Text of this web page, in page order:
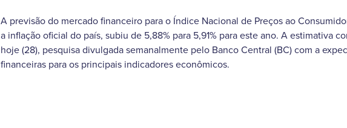
A previsão do mercado financeiro para o Índice Nacional de Preços ao
a inflação oficial do país, subiu de 5,88% para 5,91% para este ano. A estimativa
hoje (28), pesquisa divulgada semanalmente pelo Banco Central (BC) com a
financeiras para os principais indicadores econômicos.